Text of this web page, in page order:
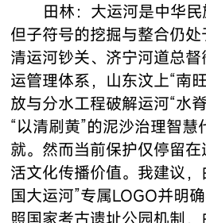
田林：大运河是中华民
但子符号的挖掘与整合仍
清运河钞关、济宁河道总
运管理体系，山东汶上“南
放与分水工程破解运河“水
“以清刷黄”的泥沙治理智
就。然而当前保护仅停留
活文化传播价值。我建议
国大运河”专属LOGO并明